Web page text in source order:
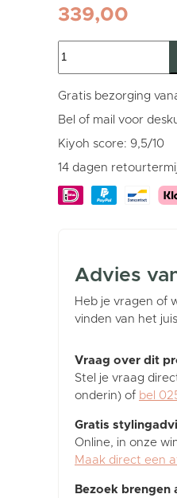
339,00
Vloerkleed
Eli
x
cm
Gratis bezorging
Bel of mail voor
Kiyoh score: 9,5/10
14 dagen
Advies
Heb je vragen of
vinden van het
Vraag over dit
Stel je vraag
onderin) of bel
Gratis
Online, in onze
Maak direct een
Bezoek brengen